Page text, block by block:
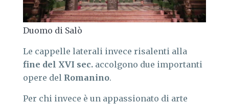
Duomo di Salò
Le cappelle laterali invece risalenti alla
fine del XVI sec. accolgono due importanti
opere del Romanino.
Per chi invece è un appassionato di arte